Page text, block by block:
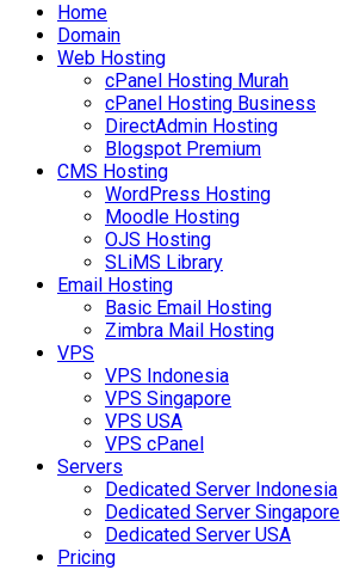
Home
Domain
Web Hosting
cPanel Hosting Murah
cPanel Hosting Business
DirectAdmin Hosting
Blogspot Premium
CMS Hosting
WordPress Hosting
Moodle Hosting
OJS Hosting
SLiMS Library
Email Hosting
Basic Email Hosting
Zimbra Mail Hosting
VPS
VPS Indonesia
VPS Singapore
VPS USA
VPS cPanel
Servers
Dedicated Server Indonesia
Dedicated Server Singapore
Dedicated Server USA
Pricing